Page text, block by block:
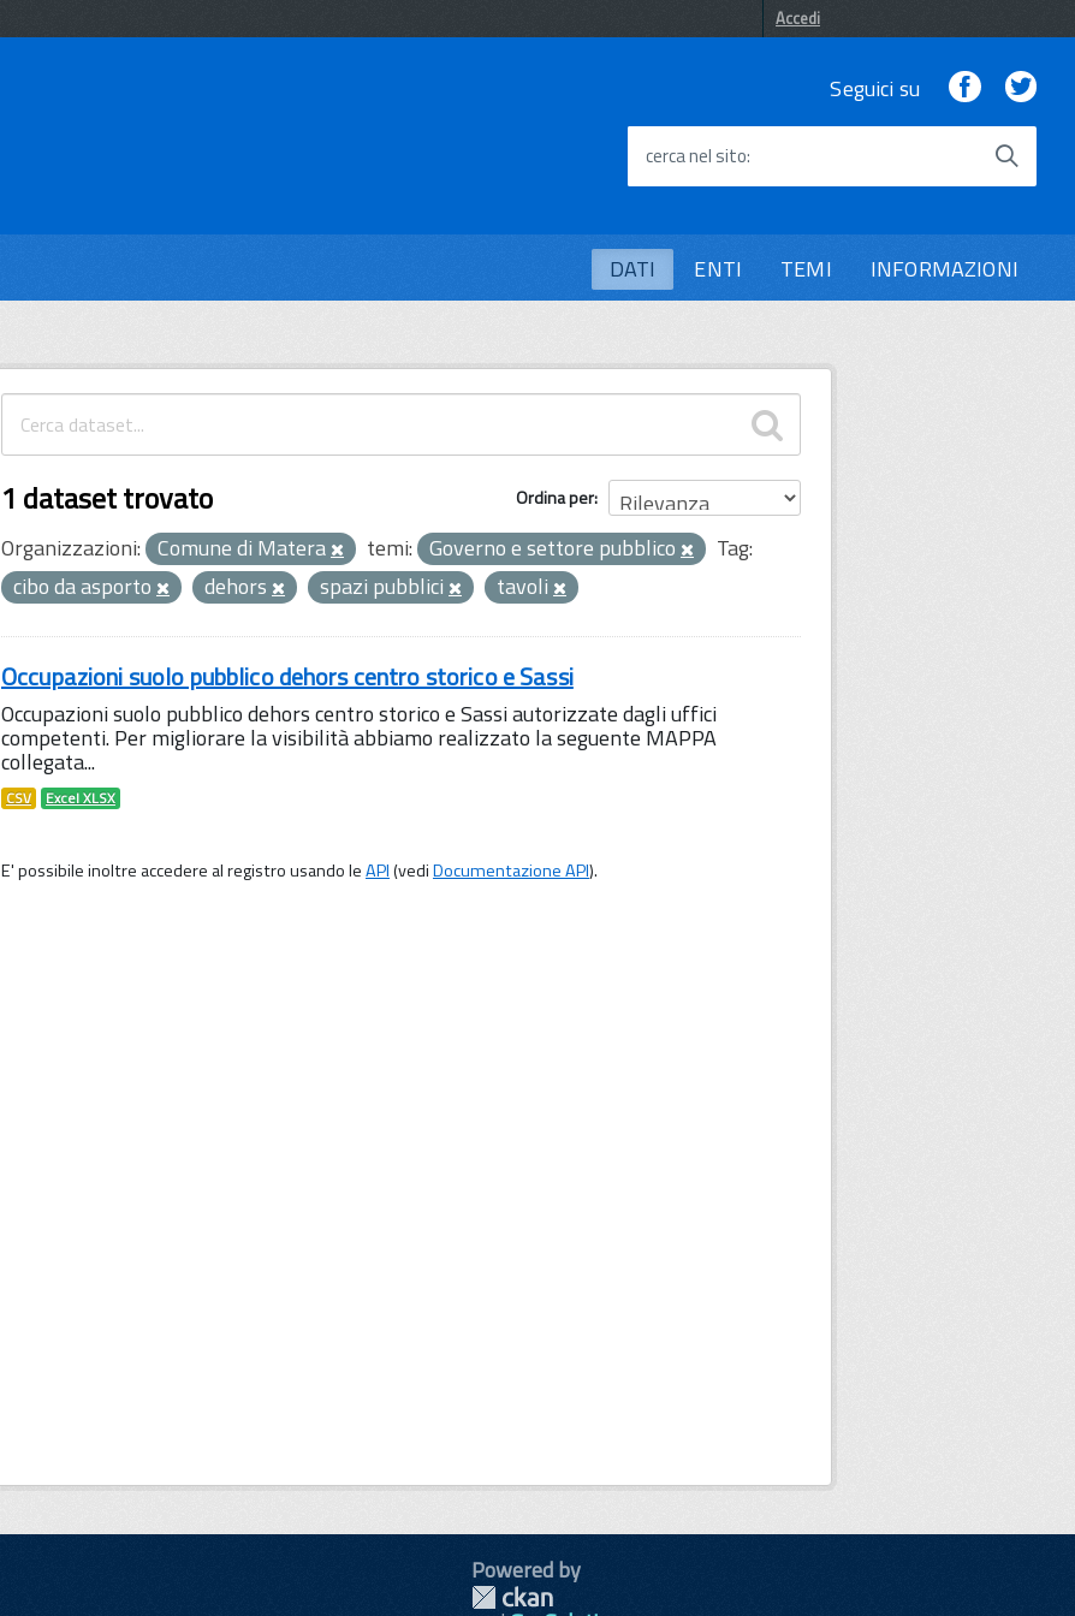
Accedi
Seguici su Facebook
cerca nel sito
DATI ENTI TEMI INFORMAZIONI
Ordina per
1 dataset trovato
Organizzazioni: Comune di Matera temi: Governo e settore pubblico
Tag:
cibo da asporto
dehors spazi pubblici tavoli
Occupazioni suolo pubblico dehors centro storico e Sassi
Occupazioni suolo pubblico dehors centro storico e Sassi autorizzate dagli uffici
competenti. Per migliorare la visibilità abbiamo realizzato la seguente MAPPA
collegata...
CSV Excel XLSX
E' possibile inoltre accedere al registro usando leAPI(vediDocumentazione API).
Powered by